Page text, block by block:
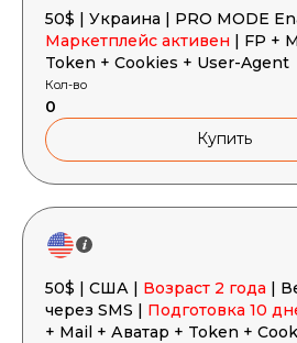
50$ | Украина | PRO MODE
Маркетплейс активен | FP +
Token + Cookies + User-Agent
Кол-во
0
Купить
50$ | США | Возраст 2 года |
через SMS | Подготовка 10
+ Mail + Аватар + Token +